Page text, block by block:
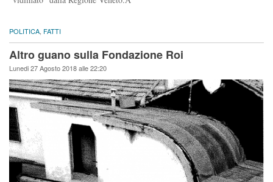
POLITICA, FATTI
Altro guano sulla Fondazione Roi
Lunedi 27 Agosto 2018 alle 22:20